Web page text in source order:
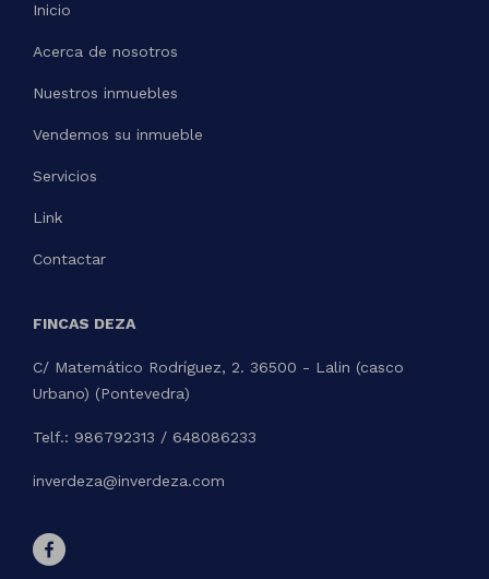
Inicio
Acerca de nosotros
Nuestros inmuebles
Vendemos su inmueble
Servicios
Link
Contactar
FINCAS DEZA
C/ Matemático Rodríguez, 2. 36500 - Lalin (casco
Urbano) (Pontevedra)
Telf.: 986792313 / 648086233
inverdeza@inverdeza.com